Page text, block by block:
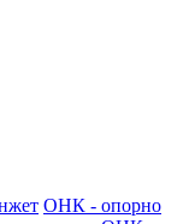
ОНК - опорно